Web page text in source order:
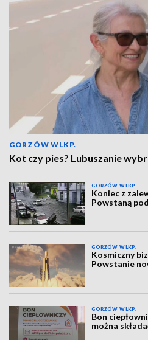
GORZÓW WLKP.
Kot czy pies? Lubuszanie
GORZÓW WLKP.
Koniec z
Powstaną
GORZÓW WLKP.
Kosmiczny
Powstanie
GORZÓW WLKP.
Bon
można